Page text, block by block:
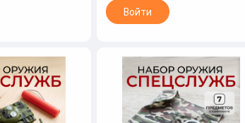
Войти